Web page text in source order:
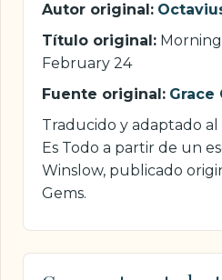
Autor original:
Título original:
February 24
Fuente original: Grace
Traducido y adaptado
Es Todo a partir de un
Winslow, publicado
Gems.